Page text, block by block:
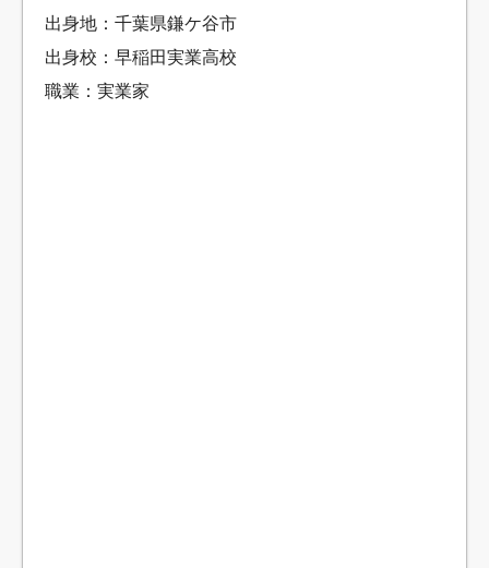
出身地：千葉県鎌ケ谷市
出身校：早稲田実業高校
職業：実業家